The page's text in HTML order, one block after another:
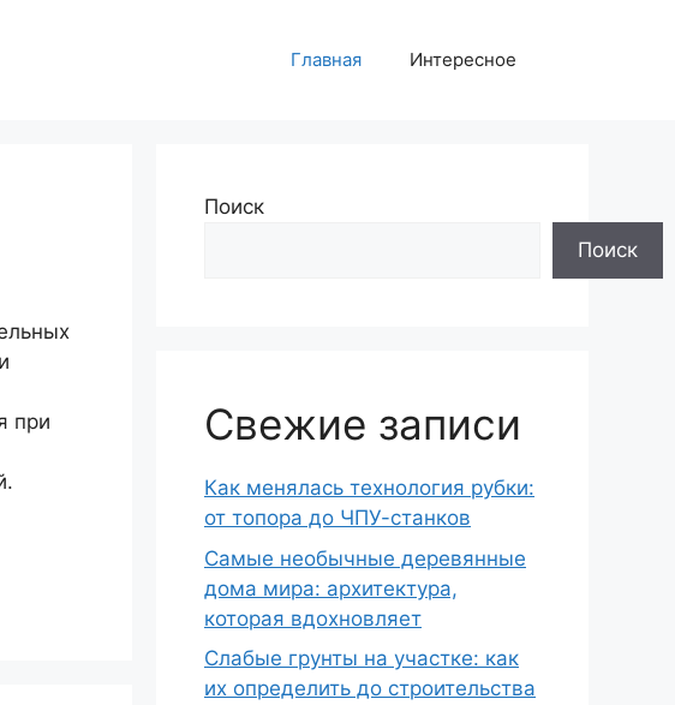
Главная Интересное
при
Поиск
Поиск
Свежие записи
Как менялась технология рубки:
от топора до ЧПУ-станков
Самые необычные деревянные
дома мира: архитектура,
которая вдохновляет
Слабые грунты на участке: как
их определить до строительства